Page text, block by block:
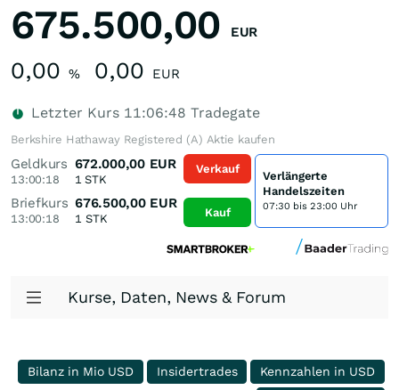
675.500,00 EUR
0,00 % 0,00 EUR
Letzter Kurs 11:06:48 Tradegate
Berkshire Hathaway Registered (A) Aktie kaufen
Geldkurs
13:00:18
672.000,00 EUR
1 STK
Briefkurs
13:00:18
676.500,00 EUR
1 STK
Verkauf
Kauf
Verlängerte
Handelszeiten
07:30 bis 23:00 Uhr
Kurse, Daten, News & Forum
Bilanz in Mio USD Insidertrades
Kennzahlen in USD